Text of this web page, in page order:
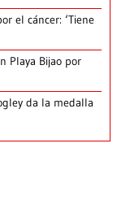
el cáncer: ‘Tiene
Playa Bijao por
da la medalla